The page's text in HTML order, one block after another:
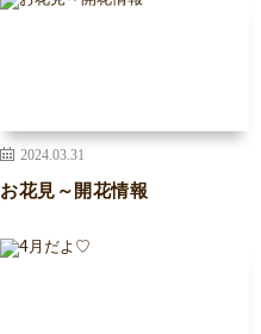
2024.03.31
お花見～開花情報